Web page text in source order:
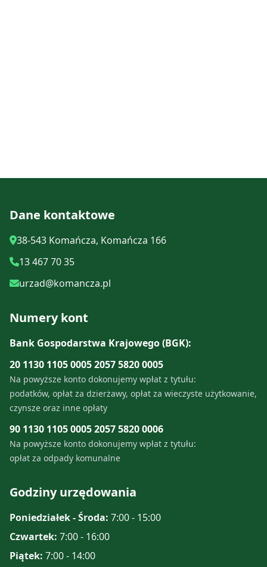
Dane kontaktowe
38-543 Komańcza, Komańcza 166
13 467 70 35
urzad@komancza.pl
Numery kont
Bank Gospodarstwa Krajowego (BGK):
20 1130 1105 0005 2057 5820 0005
Na powyższe konto dokonujemy wpłat z tytułu:
podatków, opłat za dzierżawy, opłat za wieczyste użytkowanie,
czynsze oraz inne opłaty
90 1130 1105 0005 2057 5820 0006
Na powyższe konto dokonujemy wpłat z tytułu:
opłat za odpady komunalne
Godziny urzędowania
Poniedziałek - Środa: 7:00 - 15:00
Czwartek: 7:00 - 16:00
Piątek: 7:00 - 14:00